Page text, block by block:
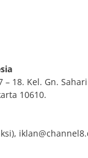
– 18. Kel. Gn.
10610.